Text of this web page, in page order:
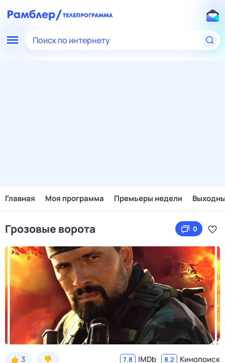
Поиск по интернету
Главная Моя программа Премьеры недели
Грозовые ворота 0
3 7.8 IMDb 8.2 Кинопоиск